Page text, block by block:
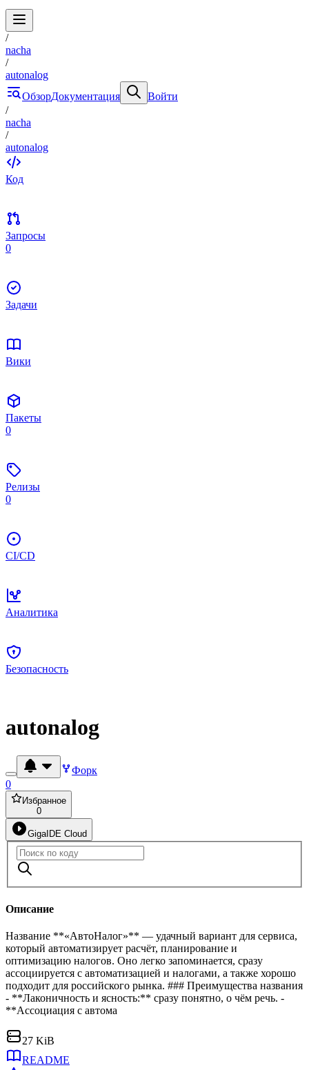
/
nacha
/
autonalog
ОбзорДокументация
Войти
/
nacha
/
autonalog
Код
Запросы
0
Задачи
Вики
Пакеты
0
Релизы
0
CI/CD
Аналитика
Безопасность
autonalog
Форк
0
Избранное
0
GigaIDE Cloud
Описание
Название **«АвтоНалог»** — удачный вариант для сервиса,
который автоматизирует расчёт, планирование и
оптимизацию налогов. Оно легко запоминается, сразу
ассоциируется с автоматизацией и налогами, а также хорошо
подходит для российского рынка. ### Преимущества названия
- **Лаконичность и ясность:** сразу понятно, о чём речь. -
**Ассоциация с автома
27 KiB
README